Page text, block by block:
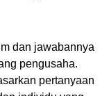
dan jawabannya
pengusaha.
pertanyaan